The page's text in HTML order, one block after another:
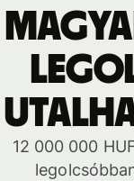
12 000 000